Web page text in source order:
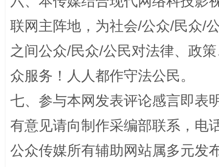
招工难、用工荒背后
网上购药对药下症？
联网主阵地，为社会/公众/民众/
之间公众/民众/公民对法律、政
众服务！人人都作守法公民。
七、参与本网发表评论感言即表
有意见请向制作采编部联系，电
公众传媒所有辅助网站属多元发